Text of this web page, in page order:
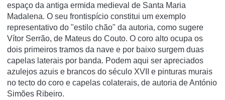
espaço da antiga ermida medieval de Santa Maria
Madalena. O seu frontispício constitui um exemplo
representativo do "estilo chão" da autoria, como sugere
Vítor Serrão, de Mateus do Couto. O coro alto ocupa os
dois primeiros tramos da nave e por baixo surgem duas
capelas laterais por banda. Podem aqui ser apreciados
azulejos azuis e brancos do século XVII e pinturas murais
no tecto do coro e capelas colaterais, de autoria de António
Simões Ribeiro.